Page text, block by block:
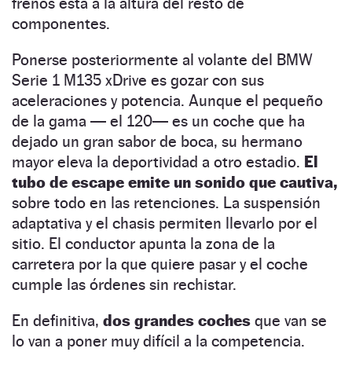
componentes.
Ponerse posteriormente al volante del BMW
Serie 1 M135 xDrive es gozar con sus
aceleraciones y potencia. Aunque el pequeño
de la gama — el 120— es un coche que ha
dejado un gran sabor de boca, su hermano
mayor eleva la deportividad a otro estadio. El
tubo de escape emite un sonido que cautiva,
sobre todo en las retenciones. La suspensión
adaptativa y el chasis permiten llevarlo por el
sitio. El conductor apunta la zona de la
carretera por la que quiere pasar y el coche
cumple las órdenes sin rechistar.
En definitiva, dos grandes coches que van se
lo van a poner muy difícil a la competencia.